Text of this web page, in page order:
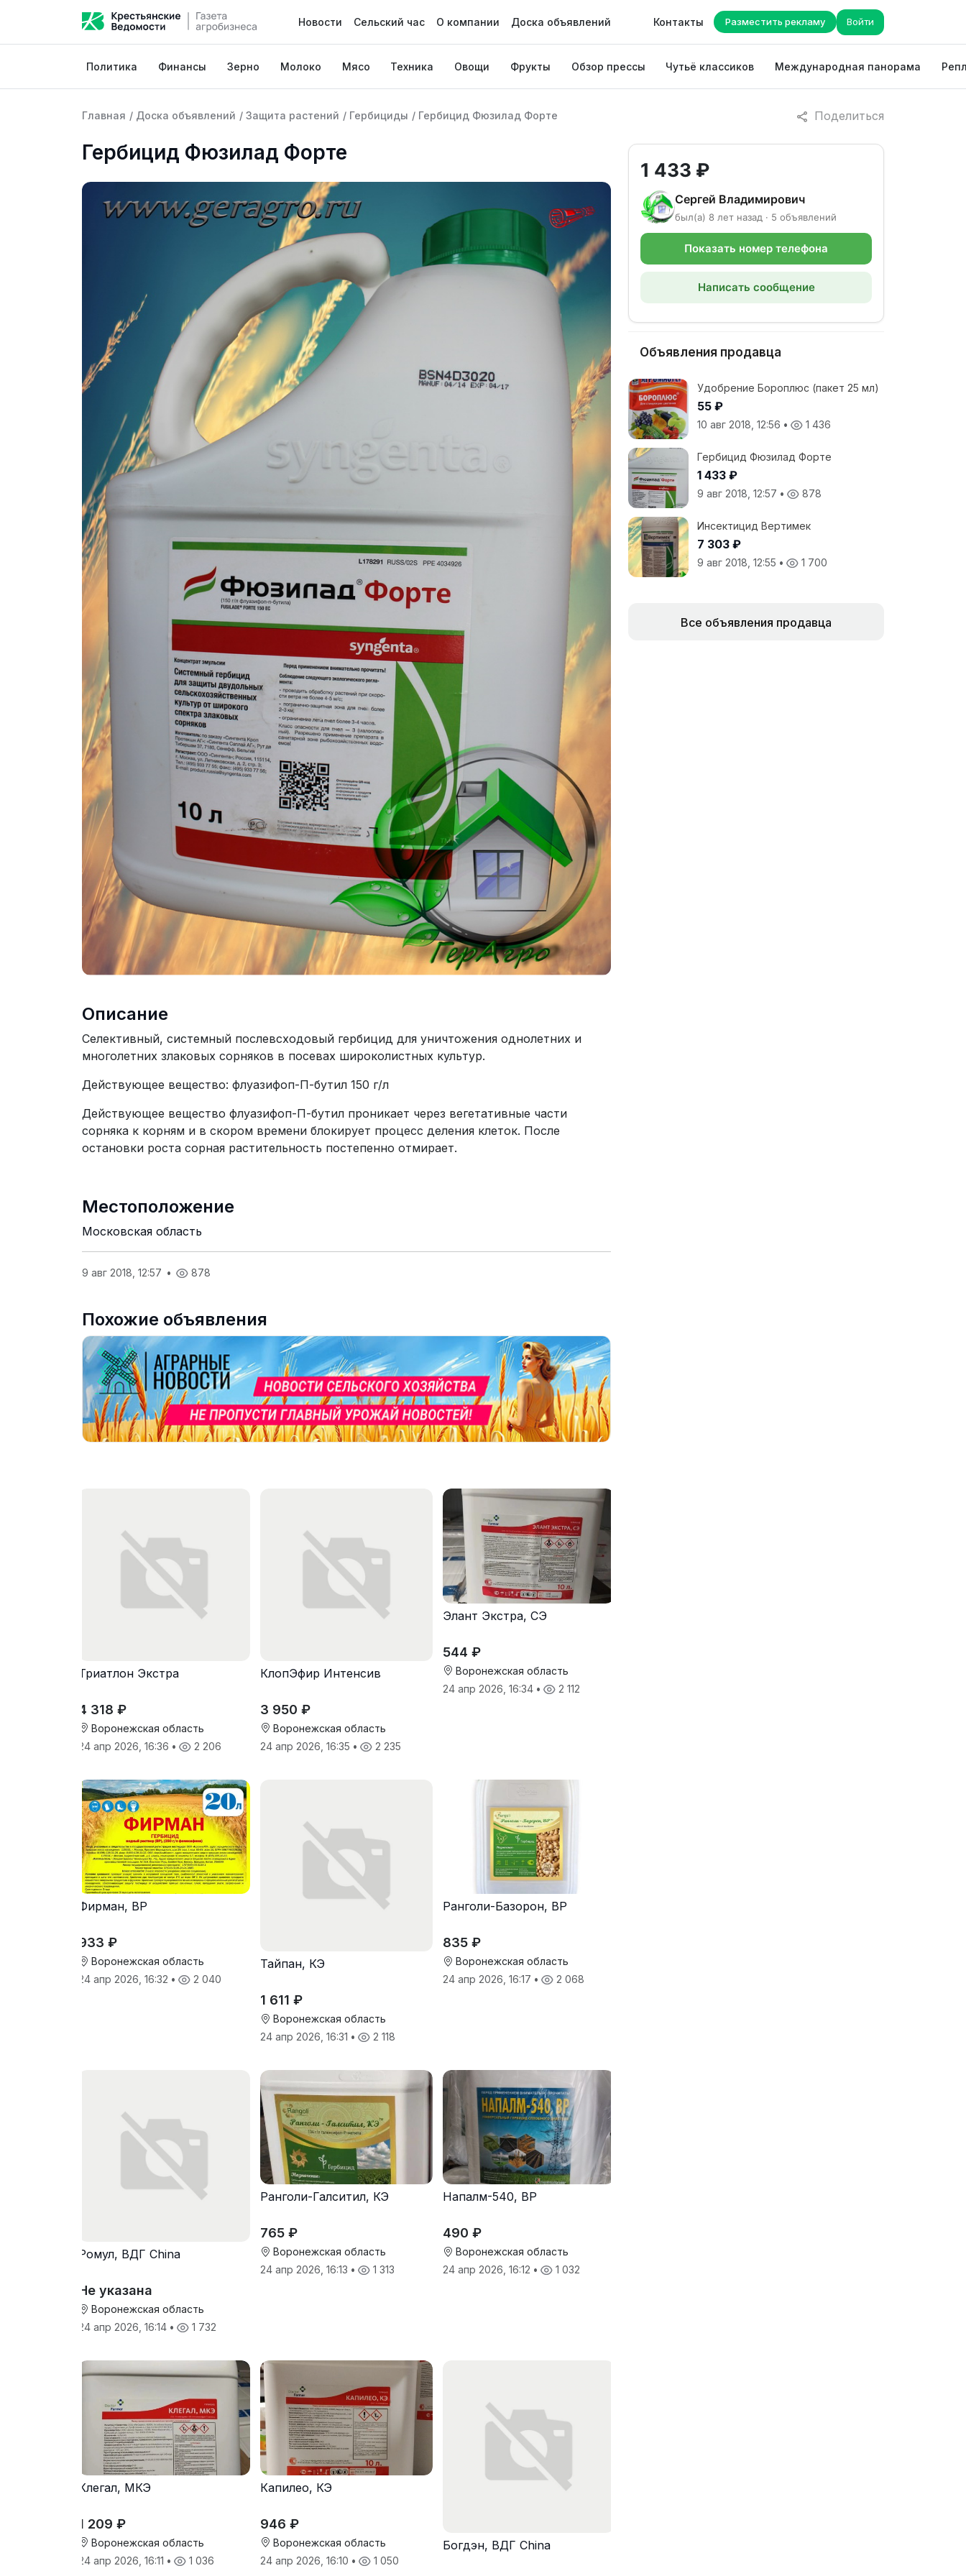
Новости Сельский час О компании Доска объявлений Контакты Разместить рекламу Войти
Политика Финансы Зерно Молоко Мясо Техника Овощи Фрукты Обзор прессы Чутьё классиков Международная панорама
Поделиться
Главная / Доска объявлений / Защита растений / Гербициды / Гербицид Фюзилад Форте
Гербицид Фюзилад Форте
Описание
Селективный, системный послевсходовый гербицид для уничтожения однолетних и
многолетних злаковых сорняков в посевах широколистных культур.
Действующее вещество: флуазифоп-П-бутил 150 г/л
Действующее вещество флуазифоп-П-бутил проникает через вегетативные части
сорняка к корням и в скором времени блокирует процесс деления клеток. После
остановки роста сорная растительность постепенно отмирает.
Местоположение
Московская область
9 авг 2018, 12:57 • 878
Похожие объявления
Триатлон Экстра
4 318 ₽
Воронежская область
24 апр 2026, 16:36 • 2 206
КлопЭфир Интенсив
3 950 ₽
Воронежская область
24 апр 2026, 16:35 • 2 235
Элант Экстра, СЭ
544 ₽
Воронежская область
24 апр 2026, 16:34 • 2 112
Фирман, ВР
933 ₽
Воронежская область
24 апр 2026, 16:32 • 2 040
Тайпан, КЭ
1 611 ₽
Воронежская область
24 апр 2026, 16:31 • 2 118
Ранголи-Базорон, ВР
835 ₽
Воронежская область
24 апр 2026, 16:17 • 2 068
Ромул, ВДГ China
Не указана
Воронежская область
24 апр 2026, 16:14 • 1 732
Ранголи-Галситил, КЭ
765 ₽
Воронежская область
24 апр 2026, 16:13 • 1 313
Напалм-540, ВР
490 ₽
Воронежская область
24 апр 2026, 16:12 • 1 032
Клегал, МКЭ
1 209 ₽
Воронежская область
24 апр 2026, 16:11 • 1 036
Капилео, КЭ
946 ₽
Воронежская область
24 апр 2026, 16:10 • 1 050
Богдэн, ВДГ China
1 433 ₽
Сергей Владимирович
был(а) 8 лет назад · 5 объявлений
Показать номер телефона
Написать сообщение
Объявления продавца
Удобрение Бороплюс (пакет 25 мл)
55 ₽
10 авг 2018, 12:56 • 1 436
Гербицид Фюзилад Форте
1 433 ₽
9 авг 2018, 12:57 • 878
Инсектицид Вертимек
7 303 ₽
9 авг 2018, 12:55 • 1 700
Все объявления продавца